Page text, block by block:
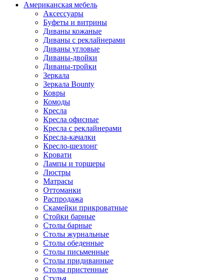
Американская мебель
Аксессуары
Буфеты и витрины
Диваны кожаные
Диваны с реклайнерами
Диваны угловые
Диваны-двойки
Диваны-тройки
Зеркала
Зеркала Bounty
Ковры
Комоды
Кресла
Кресла офисные
Кресла с реклайнерами
Кресла-качалки
Кресло-шезлонг
Кровати
Лампы и торшеры
Люстры
Матрасы
Оттоманки
Распродажа
Скамейки прикроватные
Стойки барные
Столы барные
Столы журнальные
Столы обеденные
Столы письменные
Столы придиванные
Столы пристенные
Стулья